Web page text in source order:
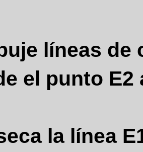
líneas de
el punto E2
la línea